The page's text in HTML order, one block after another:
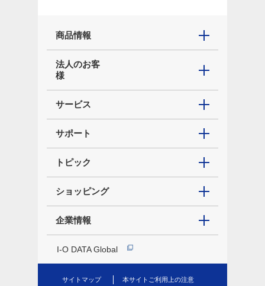
商品情報
法人のお客
様
サービス
サポート
トピック
ショッピング
企業情報
I-O DATA Global
サイトマップ 本サイトご利用上の注意